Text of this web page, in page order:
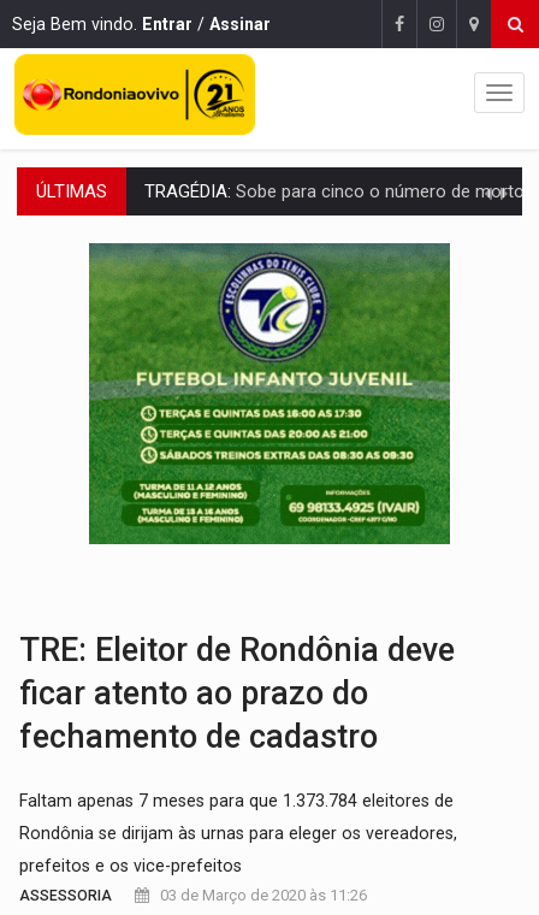
Seja Bem vindo. Entrar / Assinar
ÚLTIMAS TRANSPORTE DE ARROZ:MPF assegura cumprimento da legislação sobre transporte
DEEPFAKE:Sancionada lei contra violência sexual infantil na
COLEGIADO:Brasil e Rússia discutem energia nuclear, defesa e
URGENTE:Colisão entre caminhão e carro deixa quatro mortos e um em
ENCONTRO:Amazônia Negra ganha projeção nacional com participação de
PREVISÃO:Porto Velho tem chances de chuvas isoladas nesta
SINDICATOS UNIDOS:Assembleia Geral delibera greve da educação
PROCESSO SELETIVO:Rondoniaovivo abre oficina de Comunicação com
TRE: Eleitor de Rondônia deve
ficar atento ao prazo do
fechamento de cadastro
Faltam apenas 7 meses para que 1.373.784 eleitores de
Rondônia se dirijam às urnas para eleger os vereadores,
prefeitos e os vice-prefeitos
ASSESSORIA 03 de Março de 2020 às 11:26